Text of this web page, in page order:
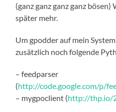
(ganz ganz ganz ganz
später mehr.
Um gpodder auf mein
zusätzlich noch folgende
– feedparser
(http://code.google.com/p/
– mygpoclient (http://thp.io/